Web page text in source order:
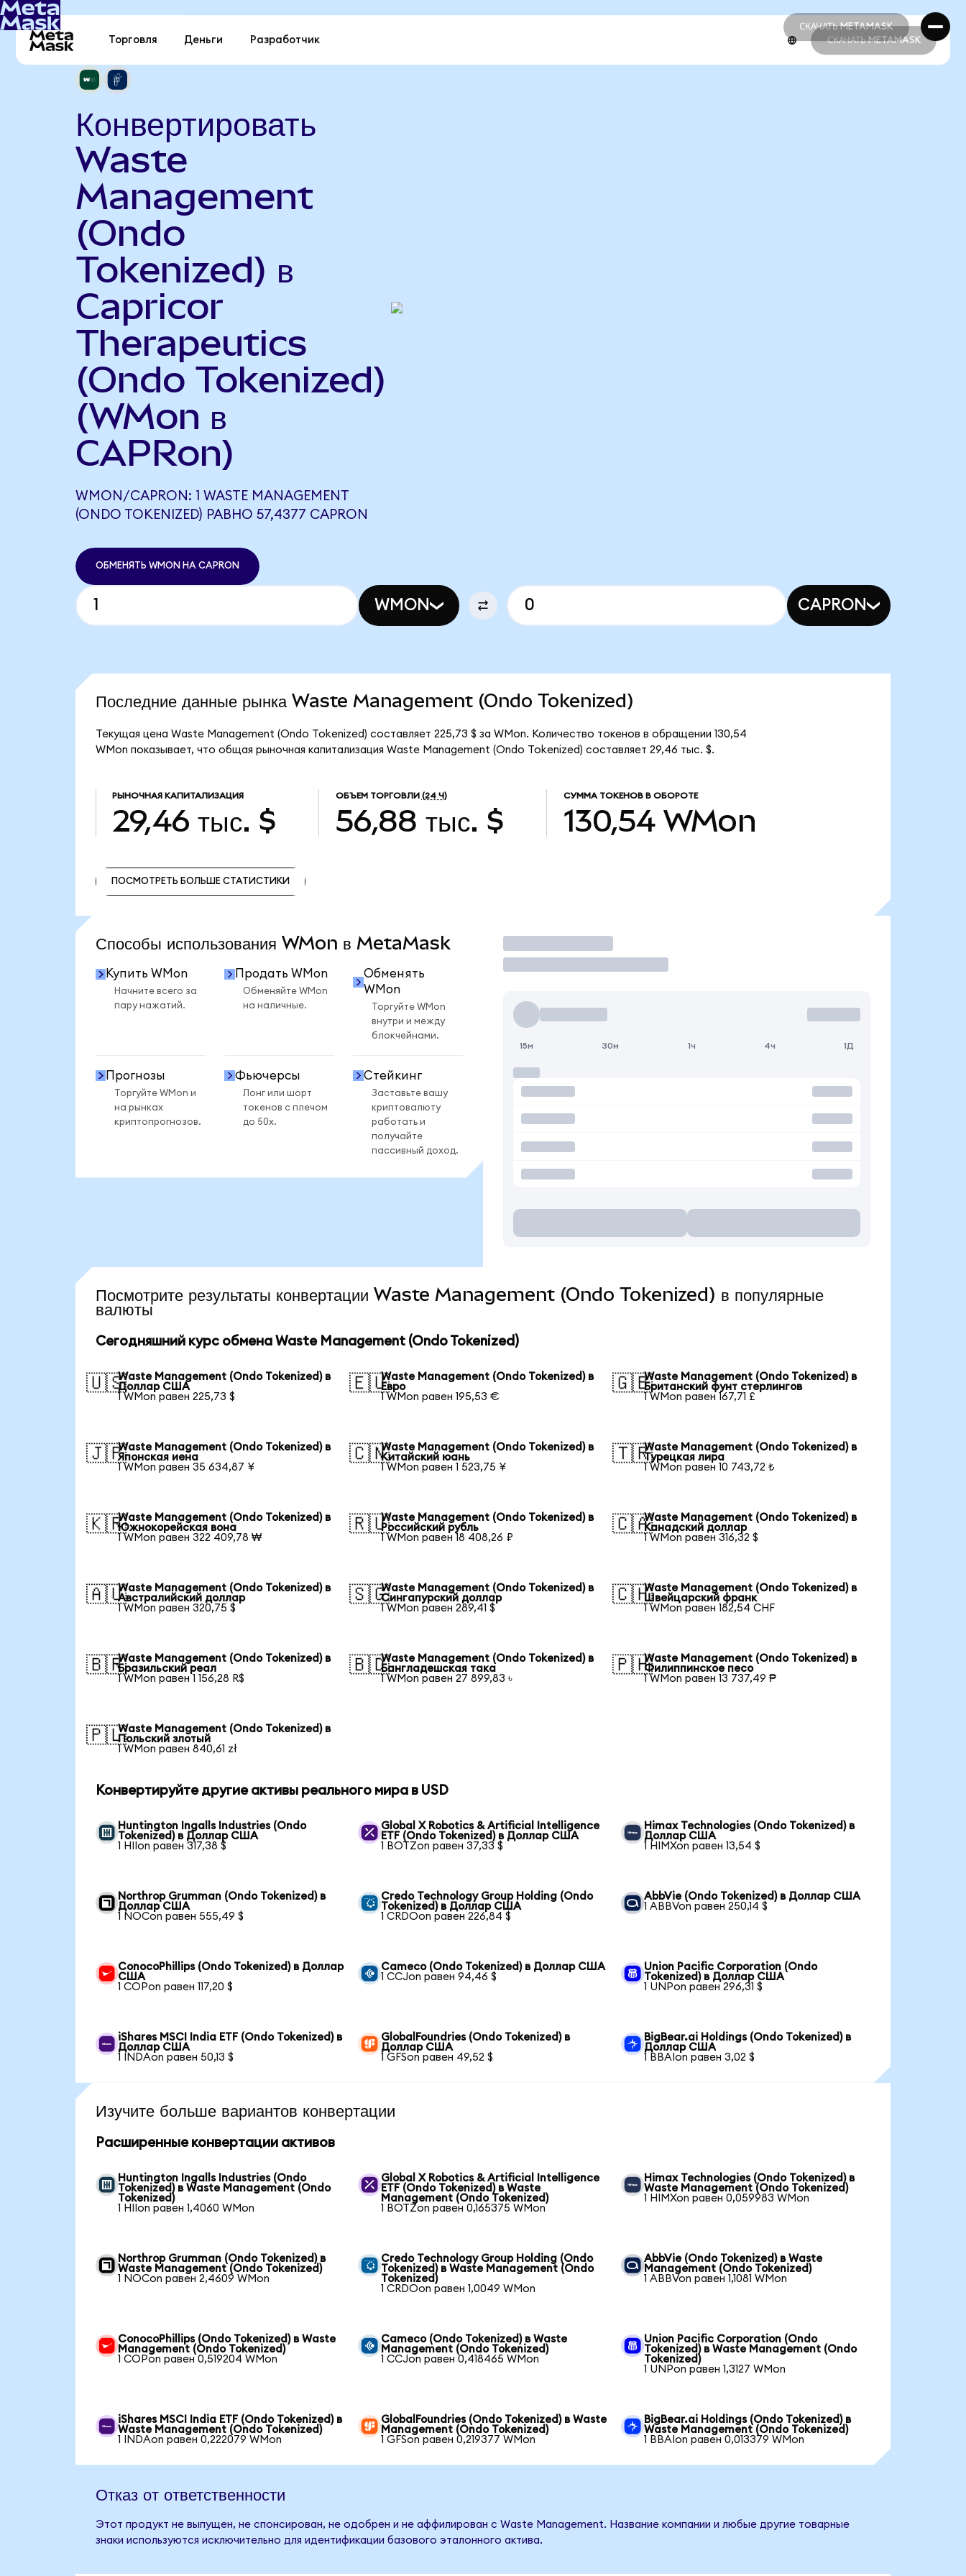
СКАЧАТЬ METAMASK
СКАЧАТЬ METAMASK
Торговля Деньги Разработчик СКАЧАТЬ METAMASK
Конвертировать
Waste
Management
(Ondo
Tokenized) в
Capricor
Therapeutics
(Ondo Tokenized)
(WMon в
CAPRon)
WMON/CAPRON: 1 WASTE MANAGEMENT
(ONDO TOKENIZED) РАВНО 57,4377 CAPRON
ОБМЕНЯТЬ WMON НА CAPRON
WMON CAPRON
Последние данные рынка Waste Management (Ondo Tokenized)
Текущая цена Waste Management (Ondo Tokenized) составляет 225,73 $ за WMon. Количество токенов в обращении 130,54
WMon показывает, что общая рыночная капитализация Waste Management (Ondo Tokenized) составляет 29,46 тыс. $.
РЫНОЧНАЯ КАПИТАЛИЗАЦИЯ
29,46 тыс. $
ОБЪЕМ ТОРГОВЛИ (24 Ч)
56,88 тыс. $
СУММА ТОКЕНОВ В ОБОРОТЕ
130,54 WMon
ПОСМОТРЕТЬ БОЛЬШЕ СТАТИСТИКИ
Способы использования WMon в MetaMask
Купить WMon
Начните всего за
пару нажатий.
Продать WMon
Обменяйте WMon
на наличные.
Обменять
WMon
Торгуйте WMon
внутри и между
блокчейнами.
Прогнозы
Торгуйте WMon и
на рынках
криптопрогнозов.
Фьючерсы
Лонг или шорт
токенов с плечом
до 50x.
Стейкинг
Заставьте вашу
криптовалюту
работать и
получайте
пассивный доход.
Торговать
15м 30м 1ч 4ч 1Д
Посмотрите результаты конвертации Waste Management (Ondo Tokenized) в популярные
валюты
Сегодняшний курс обмена Waste Management (Ondo Tokenized)
🇺🇸Waste Management (Ondo Tokenized) в
Доллар США
1 WMon равен 225,73 $
🇪🇺Waste Management (Ondo Tokenized) в
Евро
1 WMon равен 195,53 €
🇬🇧Waste Management (Ondo Tokenized) в
Британский фунт стерлингов
1 WMon равен 167,71 £
🇯🇵Waste Management (Ondo Tokenized) в
Японская иена
1 WMon равен 35 634,87 ¥
🇨🇳Waste Management (Ondo Tokenized) в
Китайский юань
1 WMon равен 1 523,75 ¥
🇹🇷Waste Management (Ondo Tokenized) в
Турецкая лира
1 WMon равен 10 743,72 ₺
🇰🇷Waste Management (Ondo Tokenized) в
Южнокорейская вона
1 WMon равен 322 409,78 ₩
🇷🇺Waste Management (Ondo Tokenized) в
Российский рубль
1 WMon равен 18 408,26 ₽
🇨🇦Waste Management (Ondo Tokenized) в
Канадский доллар
1 WMon равен 316,32 $
🇦🇺Waste Management (Ondo Tokenized) в
Австралийский доллар
1 WMon равен 320,75 $
🇸🇬Waste Management (Ondo Tokenized) в
Сингапурский доллар
1 WMon равен 289,41 $
🇨🇭Waste Management (Ondo Tokenized) в
Швейцарский франк
1 WMon равен 182,54 CHF
🇧🇷Waste Management (Ondo Tokenized) в
Бразильский реал
1 WMon равен 1 156,28 R$
🇧🇩Waste Management (Ondo Tokenized) в
Бангладешская така
1 WMon равен 27 899,83 ৳
🇵🇭Waste Management (Ondo Tokenized) в
Филиппинское песо
1 WMon равен 13 737,49 ₱
🇵🇱Waste Management (Ondo Tokenized) в
Польский злотый
1 WMon равен 840,61 zł
Конвертируйте другие активы реального мира в USD
Huntington Ingalls Industries (Ondo
Tokenized) в Доллар США
1 HIIon равен 317,38 $
Global X Robotics & Artificial Intelligence
ETF (Ondo Tokenized) в Доллар США
1 BOTZon равен 37,33 $
Himax Technologies (Ondo Tokenized) в
Доллар США
1 HIMXon равен 13,54 $
Northrop Grumman (Ondo Tokenized) в
Доллар США
1 NOCon равен 555,49 $
Credo Technology Group Holding (Ondo
Tokenized) в Доллар США
1 CRDOon равен 226,84 $
AbbVie (Ondo Tokenized) в Доллар США
1 ABBVon равен 250,14 $
ConocoPhillips (Ondo Tokenized) в Доллар
США
1 COPon равен 117,20 $
Cameco (Ondo Tokenized) в Доллар США
1 CCJon равен 94,46 $
Union Pacific Corporation (Ondo
Tokenized) в Доллар США
1 UNPon равен 296,31 $
iShares MSCI India ETF (Ondo Tokenized) в
Доллар США
1 INDAon равен 50,13 $
GlobalFoundries (Ondo Tokenized) в
Доллар США
1 GFSon равен 49,52 $
BigBear.ai Holdings (Ondo Tokenized) в
Доллар США
1 BBAIon равен 3,02 $
Изучите больше вариантов конвертации
Расширенные конвертации активов
Huntington Ingalls Industries (Ondo
Tokenized) в Waste Management (Ondo
Tokenized)
1 HIIon равен 1,4060 WMon
Global X Robotics & Artificial Intelligence
ETF (Ondo Tokenized) в Waste
Management (Ondo Tokenized)
1 BOTZon равен 0,165375 WMon
Himax Technologies (Ondo Tokenized) в
Waste Management (Ondo Tokenized)
1 HIMXon равен 0,059983 WMon
Northrop Grumman (Ondo Tokenized) в
Waste Management (Ondo Tokenized)
1 NOCon равен 2,4609 WMon
Credo Technology Group Holding (Ondo
Tokenized) в Waste Management (Ondo
Tokenized)
1 CRDOon равен 1,0049 WMon
AbbVie (Ondo Tokenized) в Waste
Management (Ondo Tokenized)
1 ABBVon равен 1,1081 WMon
ConocoPhillips (Ondo Tokenized) в Waste
Management (Ondo Tokenized)
1 COPon равен 0,519204 WMon
Cameco (Ondo Tokenized) в Waste
Management (Ondo Tokenized)
1 CCJon равен 0,418465 WMon
Union Pacific Corporation (Ondo
Tokenized) в Waste Management (Ondo
Tokenized)
1 UNPon равен 1,3127 WMon
iShares MSCI India ETF (Ondo Tokenized) в
Waste Management (Ondo Tokenized)
1 INDAon равен 0,222079 WMon
GlobalFoundries (Ondo Tokenized) в Waste
Management (Ondo Tokenized)
1 GFSon равен 0,219377 WMon
BigBear.ai Holdings (Ondo Tokenized) в
Waste Management (Ondo Tokenized)
1 BBAIon равен 0,013379 WMon
Отказ от ответственности
Этот продукт не выпущен, не спонсирован, не одобрен и не аффилирован с Waste Management. Название компании и любые другие товарные
знаки используются исключительно для идентификации базового эталонного актива.